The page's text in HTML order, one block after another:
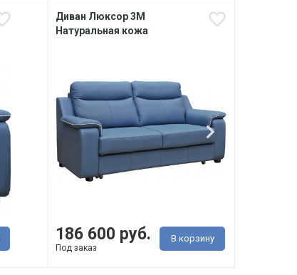
Диван Люксор 3М
Натуральная кожа
186 600 руб.
Под заказ
В корзину